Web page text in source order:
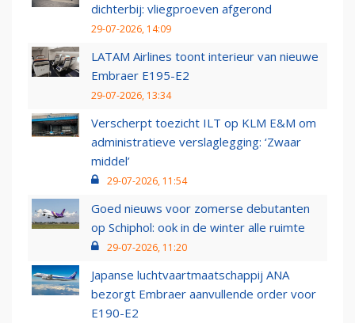
dichterbij: vliegproeven afgerond
29-07-2026, 14:09
LATAM Airlines toont interieur van nieuwe
Embraer E195-E2
29-07-2026, 13:34
Verscherpt toezicht ILT op KLM E&M om
administratieve verslaglegging: ‘Zwaar
middel’
29-07-2026, 11:54
Goed nieuws voor zomerse debutanten
op Schiphol: ook in de winter alle ruimte
29-07-2026, 11:20
Japanse luchtvaartmaatschappij ANA
bezorgt Embraer aanvullende order voor
E190-E2